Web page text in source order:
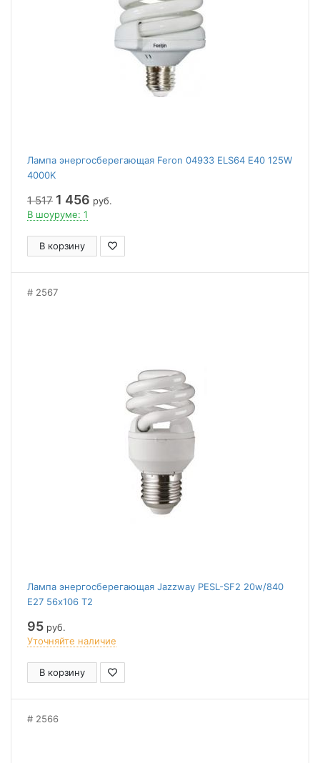
Лампа энергосберегающая Feron 04933 ELS64 E40 125W
4000K
1 517 1 456 руб.
В шоуруме: 1
В корзину
2567
Лампа энергосберегающая Jazzway PESL-SF2 20w/840
E27 56х106 T2
95 руб.
Уточняйте наличие
В корзину
2566